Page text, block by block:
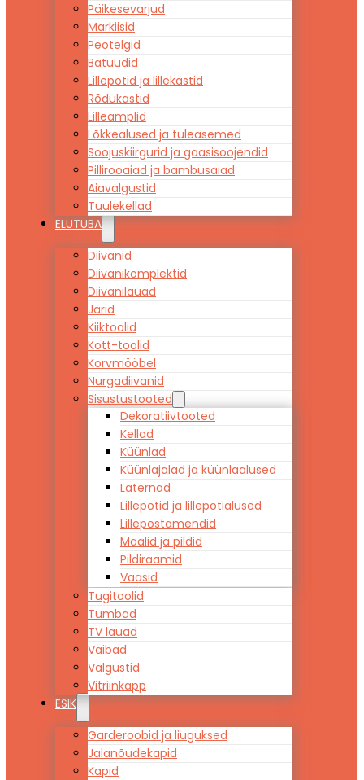
Päikesevarjud
Markiisid
Peotelgid
Batuudid
Lillepotid ja lillekastid
Rõdukastid
Lilleamplid
Lõkkealused ja tuleasemed
Soojuskiirgurid ja gaasisoojendid
Pillirooaiad ja bambusaiad
Aiavalgustid
Tuulekellad
ELUTUBA
Diivanid
Diivanikomplektid
Diivanilauad
Järid
Kiiktoolid
Kott-toolid
Korvmööbel
Nurgadiivanid
Sisustustooted
Dekoratiivtooted
Kellad
Küünlad
Küünlajalad ja küünlaalused
Laternad
Lillepotid ja lillepotialused
Lillepostamendid
Maalid ja pildid
Pildiraamid
Vaasid
Tugitoolid
Tumbad
TV lauad
Vaibad
Valgustid
Vitriinkapp
ESIK
Garderoobid ja liuguksed
Jalanõudekapid
Kapid